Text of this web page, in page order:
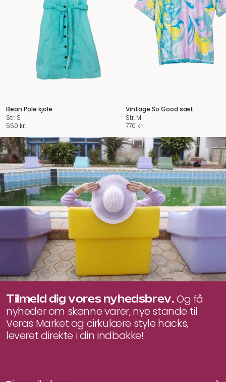
Bean Pole kjole
Str. S
550 kr.
Vintage So Good sæt
Str. M
770 kr.
Tilmeld dig vores nyhedsbrev.Og få
nyheder om skønne varer, nye stande til
Veras Market og cirkulære style hacks,
leveret direkte i din indbakke!